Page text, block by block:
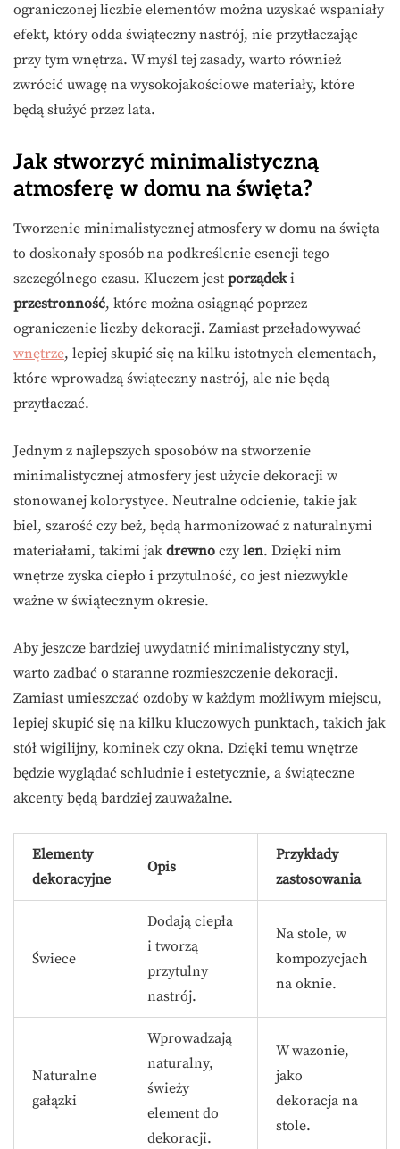
ograniczonej liczbie elementów można uzyskać wspaniały
efekt, który odda świąteczny nastrój, nie przytłaczając
przy tym wnętrza. W myśl tej zasady, warto również
zwrócić uwagę na wysokojakościowe materiały, które
będą służyć przez lata.
Jak stworzyć minimalistyczną
atmosferę w domu na święta?
Tworzenie minimalistycznej atmosfery w domu na święta
to doskonały sposób na podkreślenie esencji tego
szczególnego czasu. Kluczem jest porządeki
przestronność, które można osiągnąć poprzez
ograniczenie liczby dekoracji. Zamiast przeładowywać
wnętrze, lepiej skupić się na kilku istotnych elementach,
które wprowadzą świąteczny nastrój, ale nie będą
przytłaczać.
Jednym z najlepszych sposobów na stworzenie
minimalistycznej atmosfery jest użycie dekoracji w
stonowanej kolorystyce. Neutralne odcienie, takie jak
biel, szarość czy beż, będą harmonizować z naturalnymi
materiałami, takimi jak drewno czy len. Dzięki nim
wnętrze zyska ciepło i przytulność, co jest niezwykle
ważne w świątecznym okresie.
Aby jeszcze bardziej uwydatnić minimalistyczny styl,
warto zadbać o staranne rozmieszczenie dekoracji.
Zamiast umieszczać ozdoby w każdym możliwym miejscu,
lepiej skupić się na kilku kluczowych punktach, takich jak
stół wigilijny, kominek czy okna. Dzięki temu wnętrze
będzie wyglądać schludnie i estetycznie, a świąteczne
akcenty będą bardziej zauważalne.
Elementy
dekoracyjne
Opis
Przykłady
zastosowania
Świece
Dodają ciepła
i tworzą
przytulny
nastrój.
Na stole, w
kompozycjach
na oknie.
Naturalne
gałązki
Wprowadzają
naturalny,
świeży
element do
dekoracji.
W wazonie,
jako
dekoracja na
stole.